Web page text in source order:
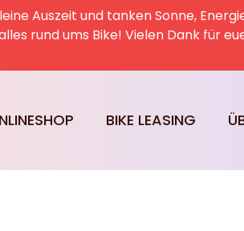
Auszeit und tanken Sonne,
rund ums Bike! Vielen Dank für
BIKE LEASING